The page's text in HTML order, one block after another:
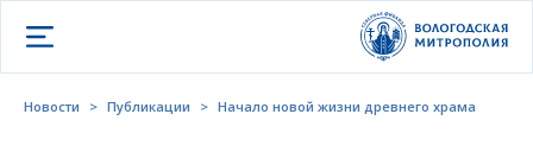
Открыть меню
Новости > Публикации > Начало новой жизни древнего храма